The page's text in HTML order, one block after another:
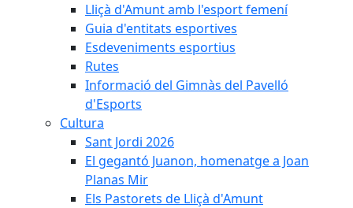
Lliçà d'Amunt amb l'esport femení
Guia d'entitats esportives
Esdeveniments esportius
Rutes
Informació del Gimnàs del Pavelló
d'Esports
Cultura
Sant Jordi 2026
El gegantó Juanon, homenatge a Joan
Planas Mir
Els Pastorets de Lliçà d'Amunt